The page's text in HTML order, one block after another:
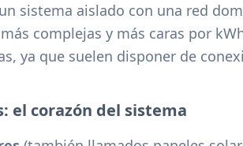
sistema aislado con una red
complejas y más caras por
ya que suelen disponer de
el corazón del sistema